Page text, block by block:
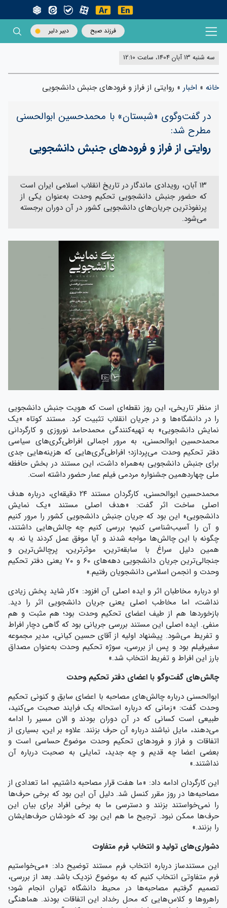
فرزند صبح دبیر دلیر
سه شنبه 13 آبان 1404، ساعت 12:10
خانه » اخبار » روایتی از فراز و فرودهای جنبش دانشجویی
در گفت‌و‌گوی «شبستان» با محمدحسین ابوالحسنی
مطرح شد:
روایتی از فراز و فرودهای جنبش دانشجویی
۱۳ آبان، رویدادی ماندگار در تاریخ انقلاب اسلامی ایران است
که حضور جنبش دانشجویی تحکیم وحدت به‌عنوان یکی از
پرنفوذترین جریان‌های دانشجویی کشور در آن دوران برجسته
می‌شود.
از منظر تاریخی، این روز نقطه‌ای است که هویت جنبش دانشجویی
را در دانشگاه‌ها و در جریان انقلاب تثبیت کرد. مستند کوتاه «یک
نمایش دانشجویی» به تهیه‌کنندگی محمدحامد نوروزی و کارگردانی
محمدحسین ابوالحسنی، به مرور اجمالی افراطی‌گری‌های سیاسی
دفتر تحکیم وحدت می‌پردازد؛ افراطی‌گری‌هایی که هزینه‌هایی جدی
برای جنبش دانشجویی به‌همراه داشت، این مستند در بخش حافظه
ملی چهاردهمین جشنواره مردمی فیلم عمار حضور داشته است.
محمدحسین ابوالحسنی، کارگردان مستند ۲۴ دقیقه‌ای، درباره هدف
اصلی ساخت اثر گفت: «هدف اصلی مستند «یک نمایش
دانشجویی» این بود که جریان جنبش دانشجویی کشور را مرور کنیم
و آن را آسیب‌شناسی کنیم؛ بررسی کنیم چه چالش‌هایی داشتند،
چگونه با این چالش‌ها مواجه شدند و آیا موفق عمل کردند یا نه. به
همین دلیل سراغ با سابقه‌ترین، موثرترین، پرچالش‌ترین و
جنجالی‌ترین جریان دانشجویی دهه‌های ۶۰ و ۷۰ یعنی دفتر تحکیم
وحدت و انجمن اسلامی دانشجویان رفتیم.»
او درباره مخاطبان اثر و ایده اصلی آن افزود: «کار شاید پخش زیادی
نداشت، اما مخاطب اصلی یعنی جریان دانشجویی اثر را دید.
بازخوردها هم از طیف اعضای تحکیم وحدت بود؛ هم مثبت و هم
منفی. ایده اصلی این مستند بررسی جریانی بود که گاهی دچار افراط
و تفریط می‌شود. پیشنهاد اولیه از آقای حسین کیانی، مدیر مجموعه
سفیرفیلم بود و پس از بررسی، سوژه تحکیم وحدت به‌عنوان مصداق
بارز این افراط و تفریط انتخاب شد.»
چالش‌های گفت‌وگو با اعضای دفتر تحکیم وحدت
ابوالحسنی درباره چالش‌های مصاحبه با اعضای سابق و کنونی تحکیم
وحدت گفت: «زمانی که درباره استحاله یک فرایند صحبت می‌کنید،
طبیعی است کسانی که در آن دوران بودند و الان مسیر را ادامه
می‌دهند، مایل نباشند درباره آن حرف بزنند. علاوه بر این، بسیاری از
اتفاقات و فراز و فرودهای تحکیم وحدت موضوع حساسی است و
بعضی اعضا چه قدیم و چه جدید، تمایلی به صحبت درباره آن
نداشتند.»
این کارگردان ادامه داد: «ما هفت قرار مصاحبه داشتیم، اما تعدادی از
مصاحبه‌ها در روز مقرر کنسل شد. دلیل آن این بود که برخی حرف‌ها
را نمی‌خواستند بزنند و دسترسی ما به برخی افراد برای بیان این
حرف‌ها ممکن نبود. ترجیح ما هم این بود که خودشان حرف‌هایشان
را بزنند.»
دشواری‌های تولید و انتخاب فرم متفاوت
این مستندساز درباره انتخاب فرم مستند توضیح داد: «می‌خواستیم
فرم متفاوتی انتخاب کنیم که به موضوع نزدیک باشد. بعد از بررسی،
تصمیم گرفتیم مصاحبه‌ها در محیط دانشگاه تهران انجام شود؛
راهروها و کلاس‌هایی که محل رخداد این اتفاقات بودند. هماهنگی